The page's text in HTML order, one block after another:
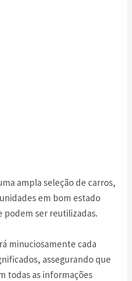
ampla seleção de carros,
em bom estado
podem ser reutilizadas.
minuciosamente cada
assegurando que
todas as informações